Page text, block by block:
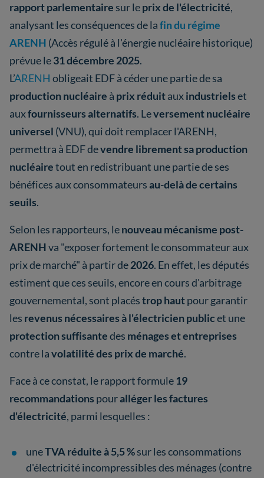
rapport parlementaire sur leprix de l'électricité,
analysant les conséquences de lafin du régime
ARENH (Accès régulé à l'énergie nucléaire historique)
prévue le31 décembre 2025.
L’ARENH obligeait EDF à céder une partie de sa
production nucléaire à prix réduitauxindustrielset
auxfournisseurs alternatifs. Leversement nucléaire
universel (VNU), qui doit remplacer l'ARENH,
permettra à EDF devendre librement sa production
nucléairetout en redistribuant une partie de ses
bénéfices aux consommateursau-delà de certains
seuils.
Selon les rapporteurs, lenouveau mécanisme post-
ARENHva "exposer fortement le consommateur aux
prix de marché" à partir de2026. En effet, les députés
estiment que ces seuils, encore en cours d'arbitrage
gouvernemental, sont placéstrop hautpour garantir
les revenus nécessaires à l'électricienpublicet une
protection suffisantedes ménages et entreprises
contre lavolatilité des prix de marché.
Face à ce constat, le rapport formule19
recommandations pouralléger les factures
d'électricité, parmi lesquelles :
uneTVA réduite à 5,5 %sur les consommations
d'électricité incompressibles des ménages (contre